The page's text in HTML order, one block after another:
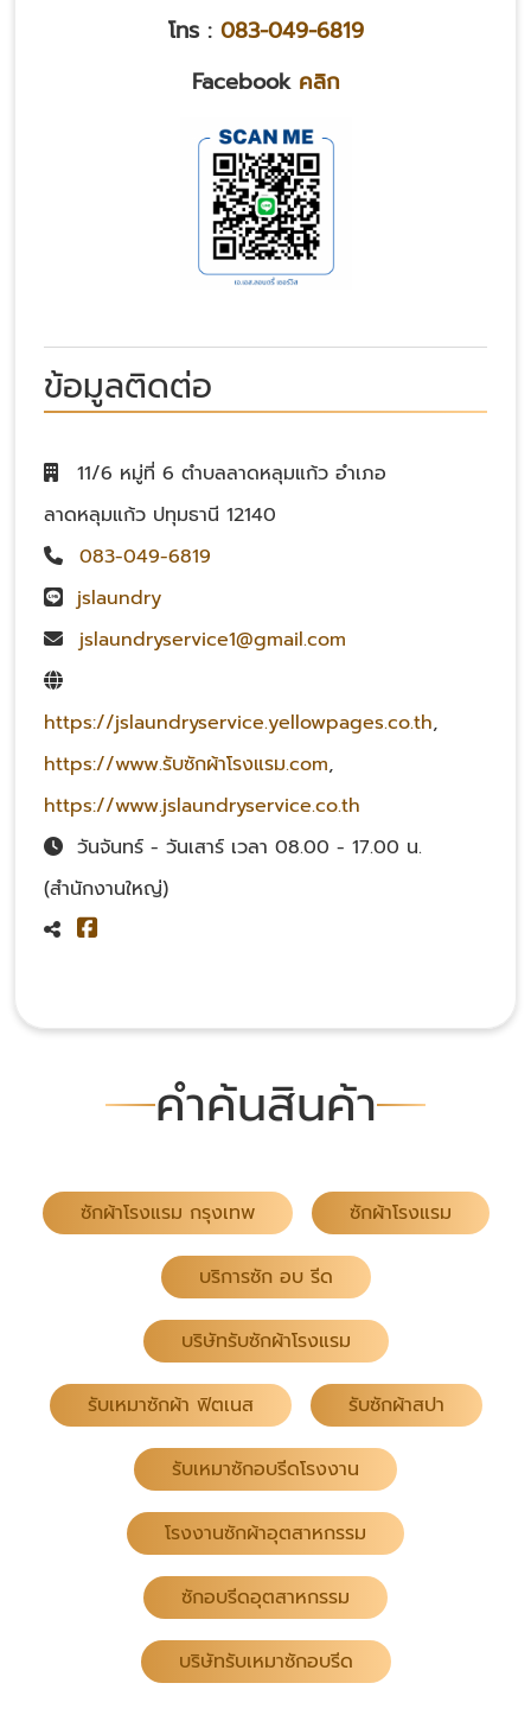
โทร : 083-049-6819
Facebook คลิก
ข้อมูลติดต่อ
11/6 หมู่ที่ 6 ตำบลลาดหลุมแก้ว อำเภอ
ลาดหลุมแก้ว ปทุมธานี 12140
083-049-6819
jslaundry
jslaundryservice1@gmail.com
https://jslaundryservice.yellowpages.co.th,
https://www.รับซักผ้าโรงแรม.com,
https://www.jslaundryservice.co.th
วันจันทร์ - วันเสาร์ เวลา 08.00 - 17.00 น.
(สำนักงานใหญ่)
คำค้นสินค้า
ซักผ้าโรงแรม กรุงเทพ ซักผ้าโรงแรม
บริการซัก อบ รีด
บริษัทรับซักผ้าโรงแรม
รับเหมาซักผ้า ฟิตเนส รับซักผ้าสปา
รับเหมาซักอบรีดโรงงาน
โรงงานซักผ้าอุตสาหกรรม
ซักอบรีดอุตสาหกรรม
บริษัทรับเหมาซักอบรีด